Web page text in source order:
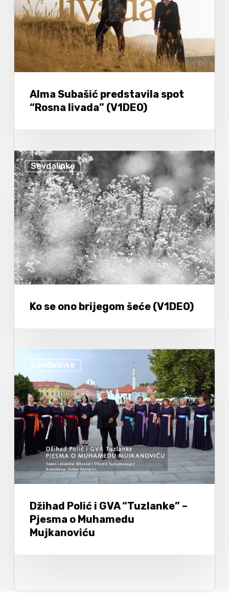
Alma Subašić predstavila spot
“Rosna livada” (V1DEO)
Sevdalinke
Ko se ono brijegom šeće (V1DEO)
Sevdalinke
Džihad Polić i GVA “Tuzlanke” –
Pjesma o Muhamedu
Mujkanoviću